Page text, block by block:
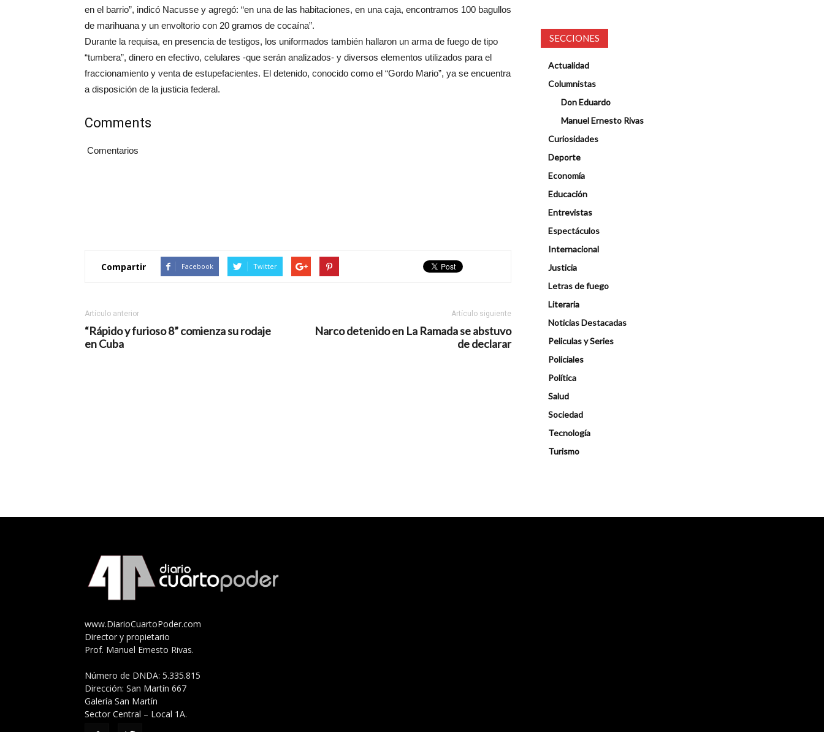
en el barrio”, indicó Nacusse y agregó: “en una de las habitaciones, en una caja, encontramos 100 bagullos
de marihuana y un envoltorio con 20 gramos de cocaína”.
Durante la requisa, en presencia de testigos, los uniformados también hallaron un arma de fuego de tipo
“tumbera”, dinero en efectivo, celulares -que serán analizados- y diversos elementos utilizados para el
fraccionamiento y venta de estupefacientes. El detenido, conocido como el “Gordo Mario”, ya se encuentra
a disposición de la justicia federal.
Comments
Comentarios
Compartir Facebook Twitter
Artículo anterior
“Rápido y furioso 8” comienza su rodaje
en Cuba
Artículo siguiente
Narco detenido en La Ramada se abstuvo
de declarar
SECCIONES
Actualidad
Columnistas
Don Eduardo
Manuel Ernesto Rivas
Curiosidades
Deporte
Economía
Educación
Entrevistas
Espectáculos
Internacional
Justicia
Letras de fuego
Literaria
Noticias Destacadas
Peliculas y Series
Policiales
Política
Salud
Sociedad
Tecnología
Turismo
www.DiarioCuartoPoder.com
Director y propietario
Prof. Manuel Ernesto Rivas.
Número de DNDA: 5.335.815
Dirección: San Martín 667
Galería San Martín
Sector Central – Local 1A.